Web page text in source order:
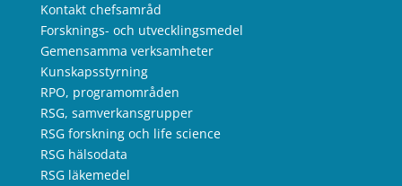
Kontakt chefsamråd
Forsknings- och utvecklingsmedel
Gemensamma verksamheter
Kunskapsstyrning
RPO, programområden
RSG, samverkansgrupper
RSG forskning och life science
RSG hälsodata
RSG läkemedel